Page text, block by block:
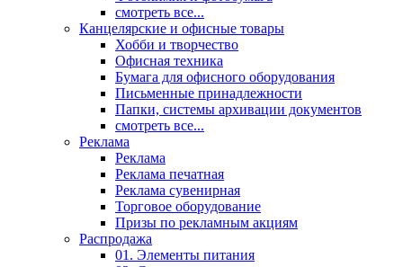
смотреть все...
Канцелярские и офисные товары
Хобби и творчество
Офисная техника
Бумага для офисного оборудования
Письменные принадлежности
Папки, системы архивации документов
смотреть все...
Реклама
Реклама
Реклама печатная
Реклама сувенирная
Торговое оборудование
Призы по рекламным акциям
Распродажа
01. Элементы питания